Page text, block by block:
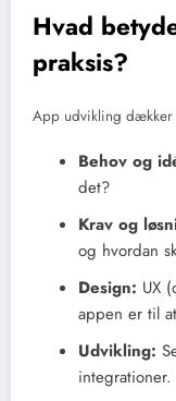
Hvad
praksis?
App udvikling dækker
Behov og
det?
Krav og
og hvordan
Design: UX
appen er til
Udvikling:
integrationer.